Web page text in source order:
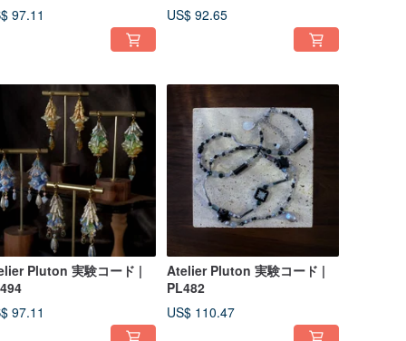
97.11
US$ 92.65
Pluton 実験コード |
97.11
Atelier Pluton 実験コード |
PL482
US$ 110.47